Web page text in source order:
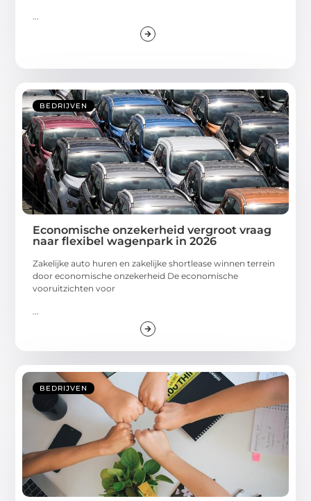
...
BEDRIJVEN
Economische onzekerheid vergroot vraag
naar flexibel wagenpark in 2026
Zakelijke auto huren en zakelijke shortlease winnen terrein
door economische onzekerheid De economische
vooruitzichten voor
BEDRIJVEN